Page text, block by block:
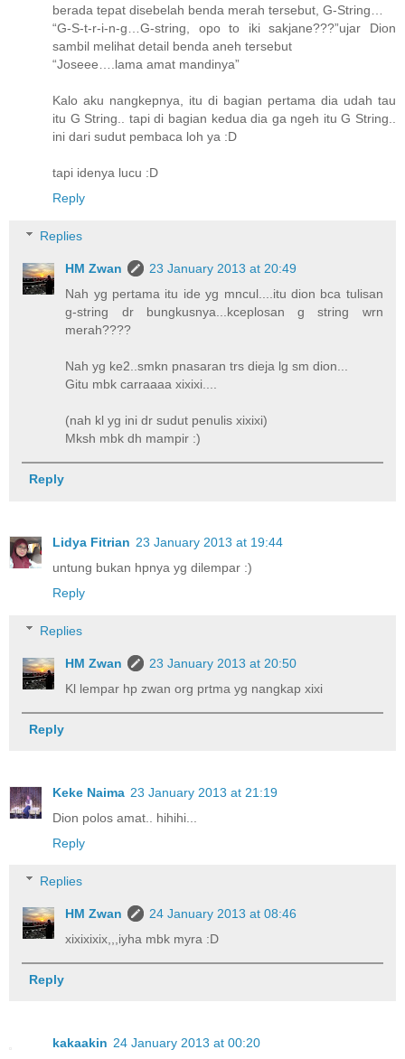
berada tepat disebelah benda merah tersebut, G-String…
“G-S-t-r-i-n-g…G-string, opo to iki sakjane???”ujar Dion
sambil melihat detail benda aneh tersebut
“Joseee….lama amat mandinya”
Kalo aku nangkepnya, itu di bagian pertama dia udah tau
itu G String.. tapi di bagian kedua dia ga ngeh itu G String..
ini dari sudut pembaca loh ya :D
tapi idenya lucu :D
Reply
Replies
HM Zwan
23 January 2013 at 20:49
Nah yg pertama itu ide yg mncul....itu dion bca tulisan
g-string dr bungkusnya...kceplosan g string wrn
merah????
Nah yg ke2..smkn pnasaran trs dieja lg sm dion...
Gitu mbk carraaaa xixixi....
(nah kl yg ini dr sudut penulis xixixi)
Mksh mbk dh mampir :)
Reply
Lidya Fitrian 23 January 2013 at 19:44
untung bukan hpnya yg dilempar :)
Reply
Replies
HM Zwan
23 January 2013 at 20:50
Kl lempar hp zwan org prtma yg nangkap xixi
Reply
Keke Naima 23 January 2013 at 21:19
Dion polos amat.. hihihi...
Reply
Replies
HM Zwan
24 January 2013 at 08:46
xixixixix,,,iyha mbk myra :D
Reply
kakaakin 24 January 2013 at 00:20